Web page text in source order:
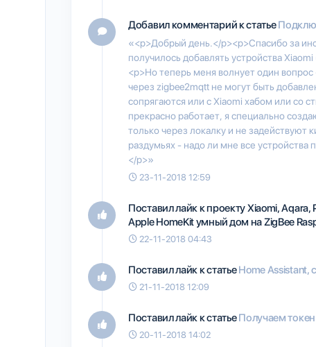
Добавил комментарий к статье
«<p>Добрый день.</p><p>Спасибо за
получилось добавлять устройства
<p>Но теперь меня волнует один
через zigbee2mqtt не могут быть
сопрягаются или с Xiaomi хабом или со
прекрасно работает, я специально
только через локалку и не задействуют
раздумьях - надо ли мне все устройства
</p>»
23-11-2018 12:59
Поставил лайк к проектуXiaomi, Aqara,
Apple HomeKit умный дом на ZigBee
22-11-2018 04:43
Поставил лайк к статьеHome Assistant,
21-11-2018 12:09
Поставил лайк к статьеПолучаем
20-11-2018 14:02